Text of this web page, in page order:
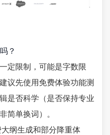
？
定限制，可能是字数限
议先使用免费体验功能测
是否科学（是否保持专业
简单换词）。
大纲生成和部分降重体